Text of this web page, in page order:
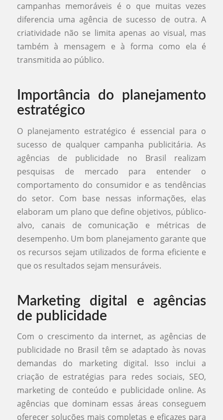
campanhas memoráveis é o que muitas vezes
diferencia uma agência de sucesso de outra. A
criatividade não se limita apenas ao visual, mas
também à mensagem e à forma como ela é
transmitida ao público.
Importância do planejamento
estratégico
O planejamento estratégico é essencial para o
sucesso de qualquer campanha publicitária. As
agências de publicidade no Brasil realizam
pesquisas de mercado para entender o
comportamento do consumidor e as tendências
do setor. Com base nessas informações, elas
elaboram um plano que define objetivos, público-
alvo, canais de comunicação e métricas de
desempenho. Um bom planejamento garante que
os recursos sejam utilizados de forma eficiente e
que os resultados sejam mensuráveis.
Marketing digital e agências
de publicidade
Com o crescimento da internet, as agências de
publicidade no Brasil têm se adaptado às novas
demandas do marketing digital. Isso inclui a
criação de estratégias para redes sociais, SEO,
marketing de conteúdo e publicidade online. As
agências que dominam essas áreas conseguem
oferecer soluções mais completas e eficazes para